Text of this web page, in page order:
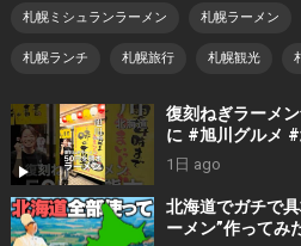
札幌ミシュランラーメン 札幌ラーメン
札幌ランチ 札幌旅行 札幌観光
復刻ねぎラーメ
に #旭川グルメ
#北海道ラーメン
1日 ago
北海道でガチで
ーメン”作ってみ